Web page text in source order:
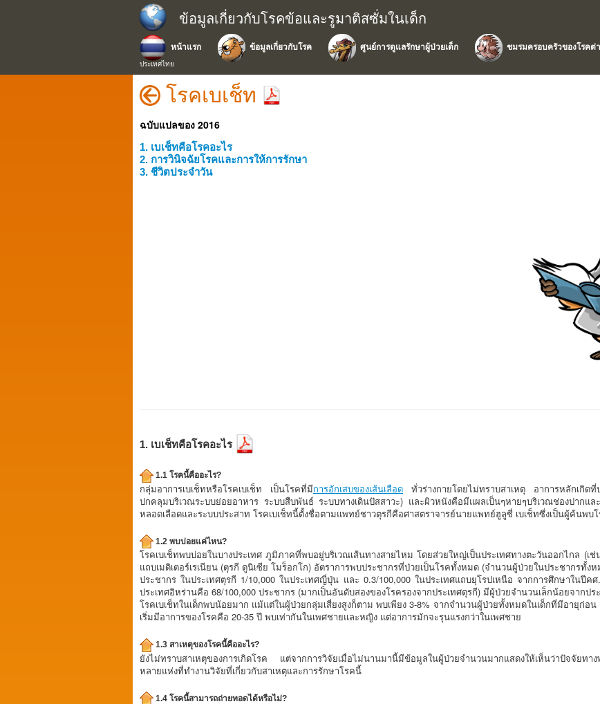
ข้อมูลเกี่ยวกับโรคข้อและรูมาติสซั่มในเด็ก
หน้าแรก
ประเทศไทย
ข้อมูลเกี่ยวกับโรค ศูนย์การดูแลรักษาผู้ป่วยเด็ก ชมรมครอบครัวของโรคต่
โรคเบเช็ท
ฉบับแปลของ 2016
1. เบเช็ทคือโรคอะไร
2. การวินิจฉัยโรคและการให้การรักษา
3. ชีวิตประจำวัน
1. เบเช็ทคือโรคอะไร
1.1 โรคนี้คืออะไร?
กลุ่มอาการเบเช็ทหรือโรคเบเช็ท เป็นโรคที่มีการอักเสบของเส้นเลือด ทั่วร่างกายโดยไม่ทราบสาเหตุ อาการหลักเกิ
ปกคลุมบริเวณระบบย่อยอาหาร ระบบสืบพันธ์ ระบบทางเดินปัสสาวะ) และผิวหนังคือมีแผลเป็นๆหายๆบริเวณช่องปากแ
หลอดเลือดและระบบประสาท โรคเบเช็ทนี้ตั้งชื่อตามแพทย์ชาวตุรกีคือศาสตราจารย์นายแพทย์ฮูลูซี่ เบเช็ทซึ่งเป็นผู้ค้นพบ
1.2 พบบ่อยแค่ไหน?
โรคเบเช็ทพบบ่อยในบางประเทศ ภูมิภาคที่พบอยู่บริเวณเส้นทางสายไหม โดยส่วยใหญ่เป็นประเทศทางตะวันออกไกล (
แถบเมดิเตอร์เรเนียน (ตุรกี ตูนิเซีย โมร็อกโก) อัตราการพบประชากรที่ป่วยเป็นโรคทั้งหมด (จำนวนผู้ป่วยในประชากรทั้
ประชากร ในประเทศตุรกี 1/10,000 ในประเทศญี่ปุ่น และ 0.3/100,000 ในประเทศแถบยุโรปเหนือ จากการศึกษาในปีค
ประเทศอิหร่านคือ 68/100,000 ประชากร (มากเป็นอันดับสองของโรครองจากประเทศตุรกี) มีผู้ป่วยจำนวนเล็กน้อยจากปร
โรคเบเช็ทในเด็กพบน้อยมาก แม้แต่ในผู้ป่วยกลุ่มเสี่ยงสูงก็ตาม พบเพียง 3-8% จากจำนวนผู้ป่วยทั้งหมดในเด็กที่มีอายุก่
เริ่มมีอาการของโรคคือ 20-35 ปี พบเท่ากันในเพศชายและหญิง แต่อาการมักจะรุนแรงกว่าในเพศชาย
1.3 สาเหตุของโรคนี้คืออะไร?
ยังไม่ทราบสาเหตุของการเกิดโรค แต่จากการวิจัยเมื่อไม่นานมานี้มีข้อมูลในผู้ป่วยจำนวนมากแสดงให้เห็นว่าปัจจัย
หลายแห่งที่ทำงานวิจัยที่เกี่ยวกับสาเหตุและการรักษาโรคนี้
1.4 โรคนี้สามารถถ่ายทอดได้หรือไม่?